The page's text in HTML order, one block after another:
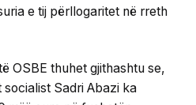
e tij përllogaritet në rreth
OSBE thuhet gjithashtu se,
Sadri Abazi ka